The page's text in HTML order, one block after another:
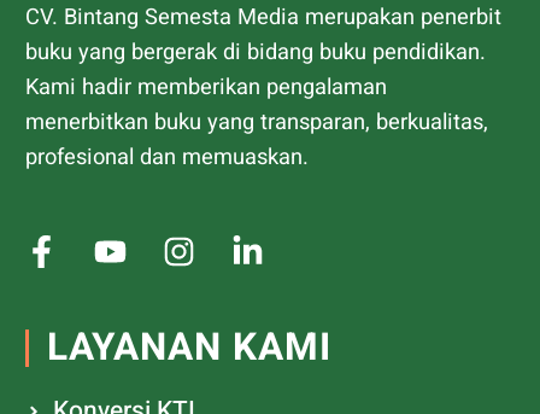
CV. Bintang Semesta Media merupakan penerbit
buku yang bergerak di bidang buku pendidikan.
Kami hadir memberikan pengalaman
menerbitkan buku yang transparan, berkualitas,
profesional dan memuaskan.
LAYANAN KAMI